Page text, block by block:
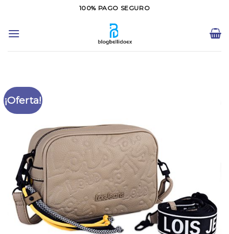
contenido
100% PAGO SEGURO
¡Oferta!